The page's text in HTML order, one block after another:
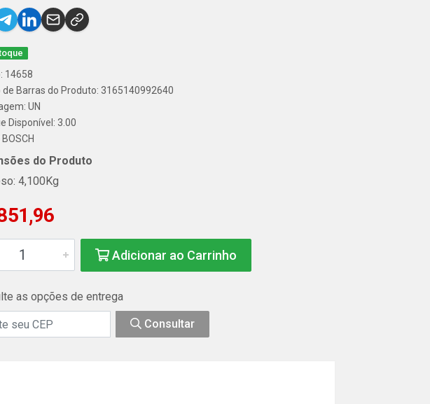
14658
de Barras do Produto: 3165140992640
UN
Disponível: 3.00
BOSCH
do Produto
4,100Kg
Adicionar ao Carrinho
as opções de entrega
Consultar